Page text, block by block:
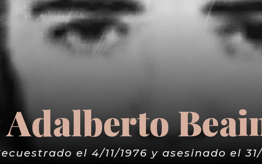
el 4/11/1976 y asesinado el 31/